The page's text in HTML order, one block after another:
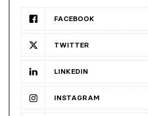
FACEBOOK
TWITTER
LINKEDIN
INSTAGRAM